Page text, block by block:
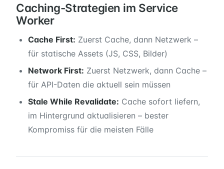
Caching-Strategien im Service
Worker
Cache First: Zuerst Cache, dann Netzwerk –
für statische Assets (JS, CSS, Bilder)
Network First: Zuerst Netzwerk, dann Cache –
für API-Daten die aktuell sein müssen
Stale While Revalidate: Cache sofort liefern,
im Hintergrund aktualisieren – bester
Kompromiss für die meisten Fälle